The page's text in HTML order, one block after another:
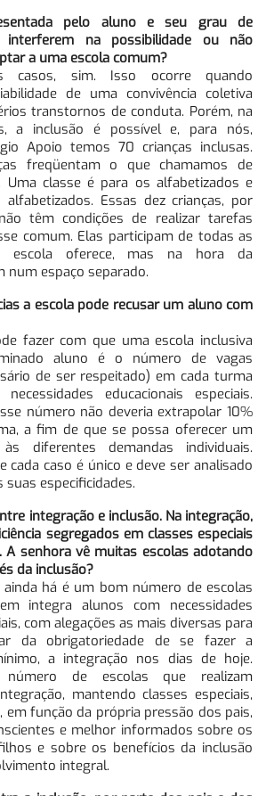
pelo aluno e seu grau de
interferem na possibilidade ou não
a uma escola comum?
casos, sim. Isso ocorre quando
de uma convivência coletiva
transtornos de conduta. Porém, na
a inclusão é possível e, para nós,
Apoio temos 70 crianças inclusas.
freqüentam o que chamamos de
Uma classe é para os alfabetizados e
Essas dez crianças, por
têm condições de realizar tarefas
comum. Elas participam de todas as
escola oferece, mas na hora da
num espaço separado.
a escola pode recusar um aluno com
fazer com que uma escola inclusiva
aluno é o número de vagas
de ser respeitado) em cada turma
educacionais especiais.
número não deveria extrapolar 10%
a fim de que se possa oferecer um
diferentes demandas individuais.
cada caso é único e deve ser analisado
especificidades.
integração e inclusão. Na integração,
segregados em classes especiais
A senhora vê muitas escolas adotando
da inclusão?
ainda há é um bom número de escolas
integra alunos com necessidades
com alegações as mais diversas para
da obrigatoriedade de se fazer a
a integração nos dias de hoje.
de escolas que realizam
mantendo classes especiais,
em função da própria pressão dos pais,
e melhor informados sobre os
e sobre os benefícios da inclusão
integral.